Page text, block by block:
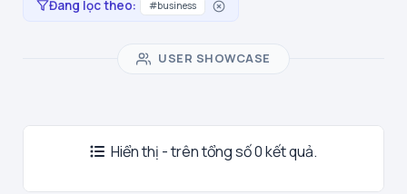
Đang lọc theo: #business
USER SHOWCASE
Hiển thị - trên tổng số 0 kết quả.